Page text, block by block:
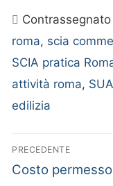
Contrassegnato
roma, scia
SCIA pratica
attività roma,
edilizia
PRECEDENTE
Articolo
Costo